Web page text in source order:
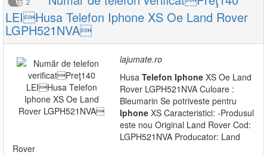
2
LEIHusa Telefon Iphone XS Oe Land Rover
LGPH521NVA
lajumate.ro
Husa Telefon Iphone XS Oe Land
Rover LGPH521NVA Culoare :
Bleumarin Se potriveste pentru
Iphone XS Caracteristici: -Produsul
este nou Original Land Rover Cod:
LGPH521NVA Producator: Land
Rover